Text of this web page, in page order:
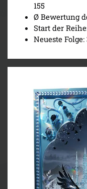
155
Ø Bewertung
Start der
Neueste Folge: